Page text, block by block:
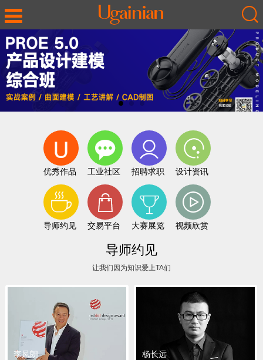
优秀作品 工业社区 招聘求职 设计资讯
导师约见 交易平台 大赛展览 视频欣赏
导师约见
让我们因为知识爱上TA们
李凤朗 杨长远